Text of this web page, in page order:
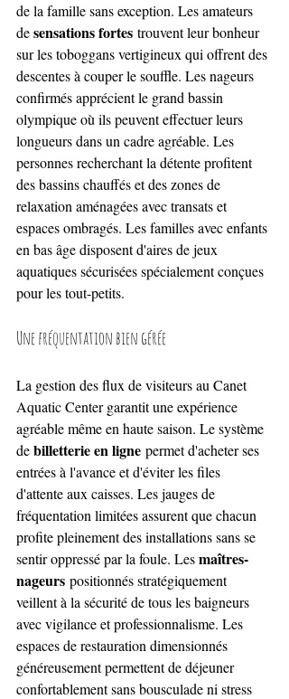
de la famille sans exception. Les amateurs
de sensations fortes trouvent leur bonheur
sur les toboggans vertigineux qui offrent des
descentes à couper le souffle. Les nageurs
confirmés apprécient le grand bassin
olympique où ils peuvent effectuer leurs
longueurs dans un cadre agréable. Les
personnes recherchant la détente profitent
des bassins chauffés et des zones de
relaxation aménagées avec transats et
espaces ombragés. Les familles avec enfants
en bas âge disposent d'aires de jeux
aquatiques sécurisées spécialement conçues
pour les tout-petits.
Une fréquentation bien gérée
La gestion des flux de visiteurs au Canet
Aquatic Center garantit une expérience
agréable même en haute saison. Le système
de billetterie en ligne permet d'acheter ses
entrées à l'avance et d'éviter les files
d'attente aux caisses. Les jauges de
fréquentation limitées assurent que chacun
profite pleinement des installations sans se
sentir oppressé par la foule. Les maîtres-
nageurs positionnés stratégiquement
veillent à la sécurité de tous les baigneurs
avec vigilance et professionnalisme. Les
espaces de restauration dimensionnés
généreusement permettent de déjeuner
confortablement sans bousculade ni stress